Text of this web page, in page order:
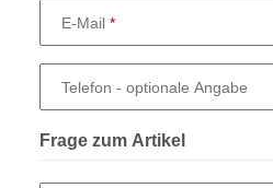
E-Mail
Telefon - optionale Angabe
Frage zum Artikel